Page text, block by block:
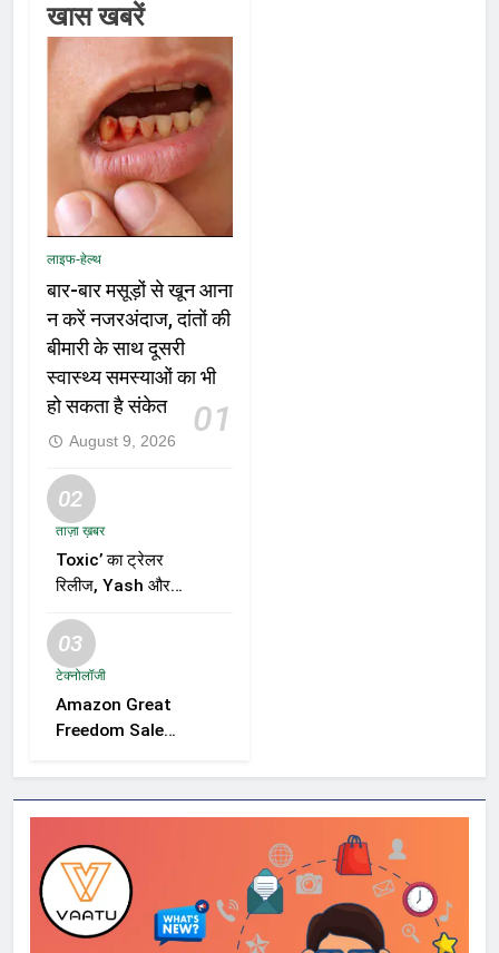
खास खबरें
लाइफ-हेल्थ
बार-बार मसूड़ों से खून आना
न करें नजरअंदाज, दांतों की
बीमारी के साथ दूसरी
स्वास्थ्य समस्याओं का भी
हो सकता है संकेत
01
August 9, 2026
02
ताज़ा ख़बर
Toxic’ का ट्रेलर
रिलीज, Yash और
जोड़ी ने मचाई हलचल,
फिल्म को लेकर बढ़ी
03
टेक्नोलॉजी
Amazon Great
Freedom Sale
OnePlus और
डिस्काउंट